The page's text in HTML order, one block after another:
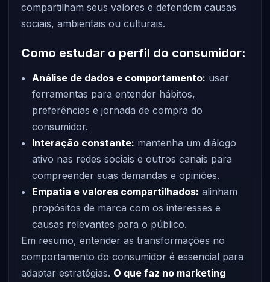
compartilham seus valores e defendem causas
sociais, ambientais ou culturais.
Como estudar o perfil do consumidor:
Análise de dados e comportamento: usar
ferramentas para entender hábitos,
preferências e jornada de compra do
consumidor.
Interação constante: mantenha um diálogo
ativo nas redes sociais e outros canais para
compreender suas demandas e opiniões.
Empatia e valores compartilhados: alinham
propósitos de marca com os interesses e
causas relevantes para o público.
Em resumo, entender as transformações no
comportamento do consumidor é essencial para
adaptar estratégias. O que faz no marketing